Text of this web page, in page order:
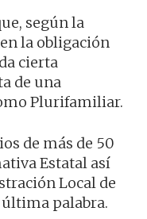
según la
la obligación
cierta
de una
Plurifamiliar.
de más de 50
Estatal así
Local de
palabra.